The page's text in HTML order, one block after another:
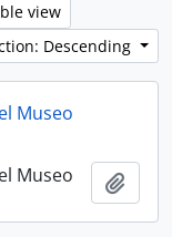
view
Descending
Museo
Museo